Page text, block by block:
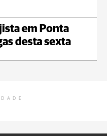
em Ponta
desta sexta